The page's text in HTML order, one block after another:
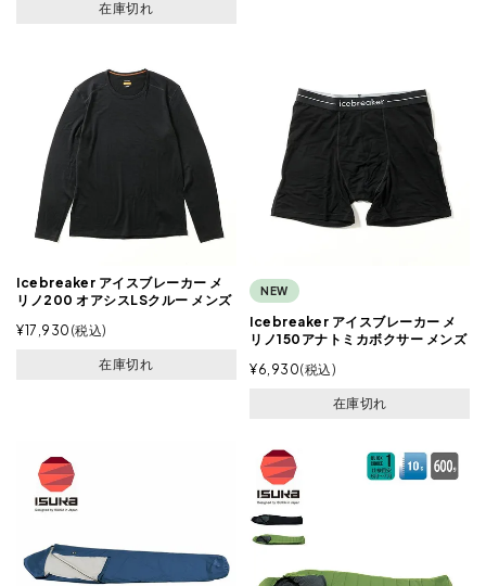
在庫切れ
Icebreaker アイスブレーカー メ
リノ200 オアシスLSクルー メンズ
¥17,930 税込
在庫切れ
NEW
Icebreaker アイスブレーカー メ
リノ150アナトミカボクサー メンズ
¥6,930 税込
在庫切れ